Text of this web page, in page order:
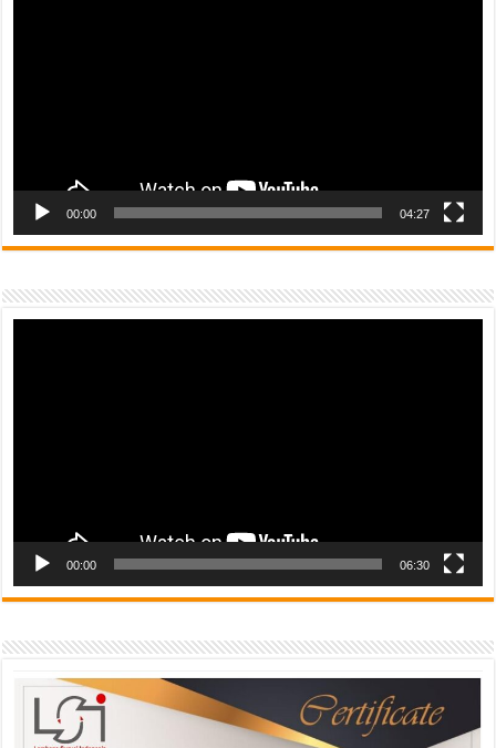
00:00 04:27
00:00 06:30